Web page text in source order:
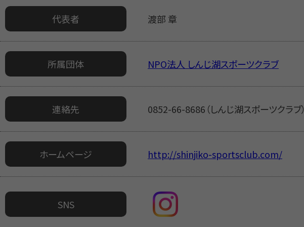
代表者 渡部 章
所属団体 NPO法人 しんじ湖スポーツクラブ
連絡先 0852-66-8686（しんじ湖スポーツクラブ）
ホームページ http://shinjiko-sportsclub.com/
SNS